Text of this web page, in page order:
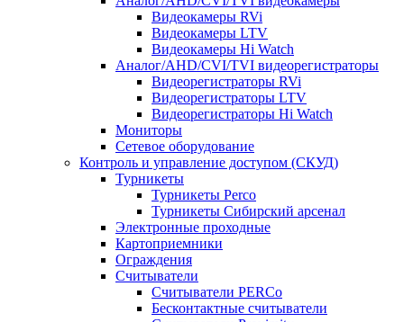
Видеокамеры RVi
Видеокамеры LTV
Видеокамеры Hi Watch
Аналог/AHD/CVI/TVI видеорегистраторы
Видеорегистраторы RVi
Видеорегистраторы LTV
Видеорегистраторы Hi Watch
Мониторы
Сетевое оборудование
Контроль и управление доступом (СКУД)
Турникеты
Турникеты Perco
Турникеты Сибирский арсенал
Электронные проходные
Картоприемники
Ограждения
Считыватели
Считыватели PERCo
Бесконтактные считыватели